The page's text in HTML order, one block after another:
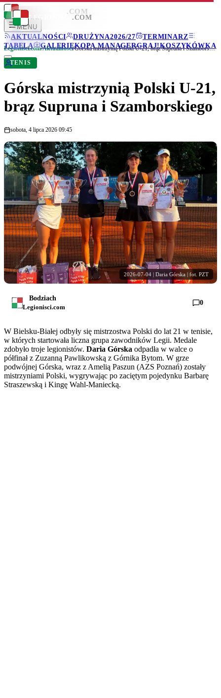
LEGIONISCI .COM
MENU
AKTUALNOŚCI
DRUŻYNA2026/27
TERMINARZ
TABELA
GALERIEKOPA MANAGERGRAJ!KOSZYKÓWKA
LEGIONISCI .COM
Legionisci.com/Aktualności/ Górska mistrzynią Polski U-21, brąz Supruna i Szamborskiego
TENIS
Górska mistrzynią Polski U-21,
brąz Supruna i Szamborskiego
sobota, 4 lipca 2026 09:45
2026-07-04 | Daria Górska | fot. PZT
Bodziach
Legionisci.com
0
W Bielsku-Białej odbyły się mistrzostwa Polski do lat 21 w tenisie,
w których startowała liczna grupa zawodników Legii. Medale
zdobyło troje legionistów. Daria Górska odpadła w walce o
półfinał z Zuzanną Pawlikowską z Górnika Bytom. W grze
podwójnej Górska, wraz z Amelią Paszun (AZS Poznań) zostały
mistrzyniami Polski, wygrywając po zaciętym pojedynku Barbarę
Straszewską i Kingę Wahl-Maniecką.